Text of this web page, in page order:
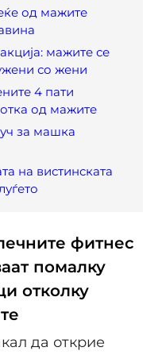
од мажите
мажите се
со жени
4 пати
од мажите
за машка
на вистинската
фитнес
помалку
отколку
да открие